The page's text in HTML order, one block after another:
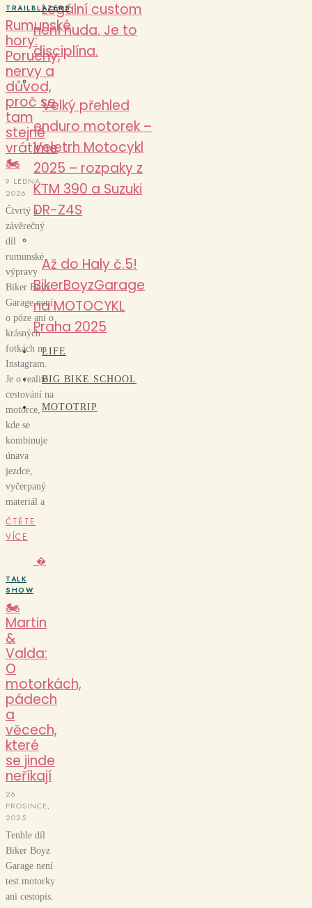
Legální custom
není nuda. Je to
disciplína.
Velký přehled
enduro motorek –
Veletrh Motocykl
2025 – rozpaky z
KTM 390 a Suzuki
DR-Z4S
Až do Haly č.5!
BikerBoyzGarage
na MOTOCYKL
Praha 2025
LIFE
BIG BIKE SCHOOL
MOTOTRIP
TRAILBLAZERS
Rumunské
hory:
Poruchy,
nervy a
důvod,
proč se
tam
stejně
vrátíme
🏍️
9 LEDNA,
2026
Čtvrtý a
závěrečný
díl
rumunské
výpravy
Biker Boyz
Garage není
o póze ani o
krásných
fotkách na
Instagram.
Je o realitě
cestování na
motorce,
kde se
kombinuje
únava
jezdce,
vyčerpaný
materiál a
ČTĚTE
VÍCE
�
TALK
SHOW
🏍️
Martin
&
Valda:
O
motorkách,
pádech
a
věcech,
které
se jinde
neříkají
26
PROSINCE,
2025
Tenhle díl
Biker Boyz
Garage není
test motorky
ani cestopis.